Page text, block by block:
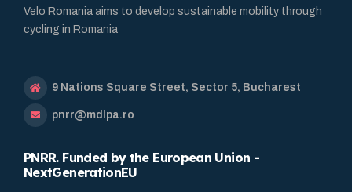
Velo Romania aims to develop sustainable mobility through
cycling in Romania
9 Nations Square Street, Sector 5, Bucharest
pnrr@mdlpa.ro
PNRR. Funded by the European Union -
NextGenerationEU